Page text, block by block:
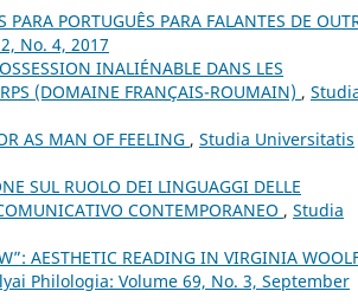
PORTUGUÊS PARA FALANTES DE
No. 4, 2017
INALIÉNABLE DANS LES
(DOMAINE FRANÇAIS-ROUMAIN) ,
AS MAN OF FEELING , Studia Universitatis
SUL RUOLO DEI LINGUAGGI DELLE
CONTEMPORANEO , Studia
AESTHETIC READING IN VIRGINIA
Philologia: Volume 69, No. 3, September